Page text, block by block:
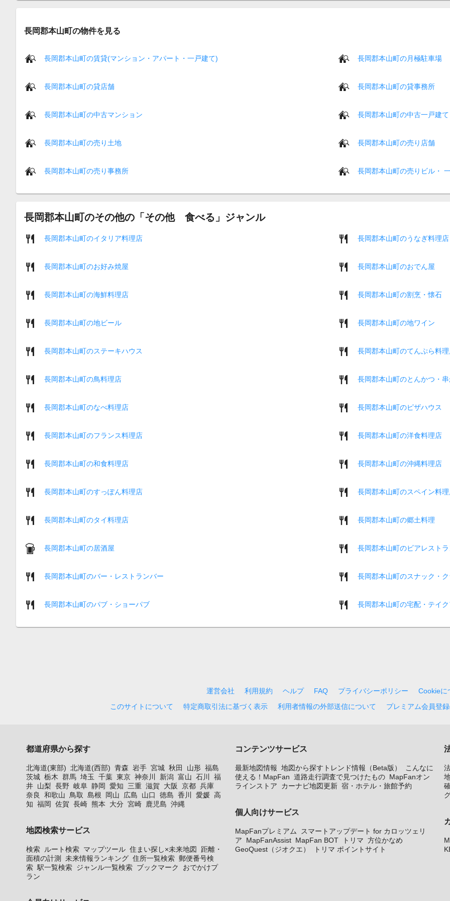
長岡郡本山町の物件を見る
長岡郡本山町の賃貸(マンション・アパート・一戸建て) 長岡郡本山町の月極駐車場
長岡郡本山町の貸店舗 長岡郡本山町の貸事務所
長岡郡本山町の中古マンション 長岡郡本山町の中古一戸建て
長岡郡本山町の売り土地 長岡郡本山町の売り店舗
長岡郡本山町の売り事務所 長岡郡本山町の売りビル・
長岡郡本山町のその他の「その他 食べる」ジャンル
長岡郡本山町のイタリア料理店 長岡郡本山町のうなぎ料理店
長岡郡本山町のお好み焼屋 長岡郡本山町のおでん屋
長岡郡本山町の海鮮料理店 長岡郡本山町の割烹・懐石
長岡郡本山町の地ビール 長岡郡本山町の地ワイン
長岡郡本山町のステーキハウス 長岡郡本山町のてんぷら料
長岡郡本山町の鳥料理店 長岡郡本山町のとんかつ・
長岡郡本山町のなべ料理店 長岡郡本山町のピザハウス
長岡郡本山町のフランス料理店 長岡郡本山町の洋食料理店
長岡郡本山町の和食料理店 長岡郡本山町の沖縄料理店
長岡郡本山町のすっぽん料理店 長岡郡本山町のスペイン料
長岡郡本山町のタイ料理店 長岡郡本山町の郷土料理
長岡郡本山町の居酒屋 長岡郡本山町のビアレスト
長岡郡本山町のバー・レストランバー 長岡郡本山町のスナック・
長岡郡本山町のパブ・ショーパブ 長岡郡本山町の宅配・テイク
運営会社 利用規約 ヘルプ FAQ プライバシーポリシー
Cookieに
このサイトについて
特定商取引法に基づく表示 利用者情報の外部送信について プレミアム会員登
都道府県から探す
北海道(東部) 北海道(西部) 青森 岩手 宮城 秋田 山形 福島
茨城 栃木 群馬 埼玉 千葉 東京 神奈川 新潟 富山 石川
福
井 山梨 長野 岐阜 静岡 愛知 三重 滋賀 大阪 京都 兵庫
奈良
和歌山 鳥取 島根 岡山 広島 山口 徳島 香川 愛媛 高
知 福岡 佐賀 長崎 熊本 大分 宮崎 鹿児島 沖縄
地図検索サービス
検索 ルート検索 マップツール 住まい探し×未来地図
距離・
面積の計測 未来情報ランキング 住所一覧検索 郵便番号検
索 駅一覧検索 ジャンル一覧検索 ブックマーク
おでかけプ
ラン
コンテンツサービス
最新地図情報 地図から探すトレンド情報（Beta版）
こんなに
使える！MapFan 道路走行調査で見つけたもの MapFanオン
ラインストア
カーナビ地図更新 宿・ホテル・旅館予約
個人向けサービス
MapFanプレミアム
スマートアップデート for カロッツェリ
ア
MapFanAssist MapFan BOT トリマ 方位かなめ
GeoQuest（ジオクエ）
トリマ ポイントサイト